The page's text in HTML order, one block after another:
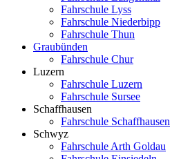
Fahrschule Lyss
Fahrschule Niederbipp
Fahrschule Thun
Graubünden
Fahrschule Chur
Luzern
Fahrschule Luzern
Fahrschule Sursee
Schaffhausen
Fahrschule Schaffhausen
Schwyz
Fahrschule Arth Goldau